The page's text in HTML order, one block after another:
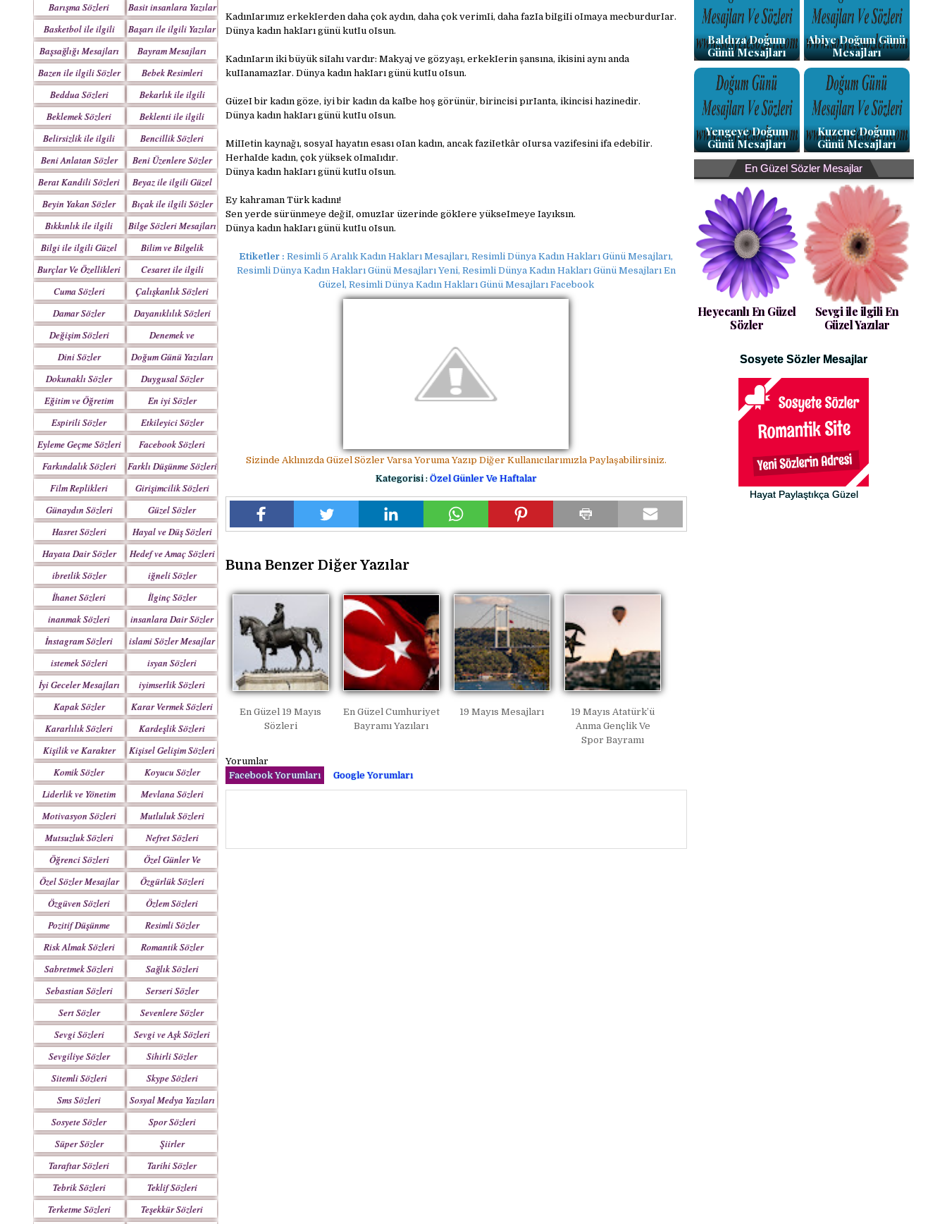
Barışma Sözleri
Mesajları
Basit insanlara Yazılar
Basketbol ile ilgili
Sözler
Başarı ile ilgili Yazılar
Başsağlığı Mesajları
Bayram Mesajları
Sözleri
Bazen ile ilgili Sözler
Mesajlar
Bebek Resimleri
Beddua Sözleri
Mesajları
Bekarlık ile ilgili
Sözler
Beklemek Sözleri
Beklenti ile ilgili
Sözler
Belirsizlik ile ilgili
Sözler
Bencillik Sözleri
Mesajları
Beni Anlatan Sözler
Beni Üzenlere Sözler
Berat Kandili Sözleri
Mesajları
Beyaz ile ilgili Güzel
Sözler
Beyin Yakan Sözler
Bıçak ile ilgili Sözler
Bıkkınlık ile ilgili
Sözler
Bilge Sözleri Mesajları
Bilgi ile ilgili Güzel
Sözler
Bilim ve Bilgelik
Sözleri
Burçlar Ve Özellikleri
Cesaret ile ilgili
Yazılar
Cuma Sözleri
Çalışkanlık Sözleri
Damar Sözler
Dayanıklılık Sözleri
Değişim Sözleri
Denemek ve
Çabalamak Sözleri
Dini Sözler
Doğum Günü Yazıları
Dokunaklı Sözler
Duygusal Sözler
Eğitim ve Öğretim
Sözleri
En iyi Sözler
Espirili Sözler
Etkileyici Sözler
Eyleme Geçme Sözleri
Facebook Sözleri
Farkındalık Sözleri
Farklı Düşünme Sözleri
Film Replikleri
Girişimcilik Sözleri
Günaydın Sözleri
Güzel Sözler
Hasret Sözleri
Hayal ve Düş Sözleri
Hayata Dair Sözler
Hedef ve Amaç Sözleri
ibretlik Sözler
iğneli Sözler
İhanet Sözleri
İlginç Sözler
inanmak Sözleri
insanlara Dair Sözler
İnstagram Sözleri
islami Sözler Mesajlar
istemek Sözleri
isyan Sözleri
İyi Geceler Mesajları
iyimserlik Sözleri
Kapak Sözler
Karar Vermek Sözleri
Kararlılık Sözleri
Kardeşlik Sözleri
Kişilik ve Karakter
Sözleri
Kişisel Gelişim Sözleri
Komik Sözler
Koyucu Sözler
Liderlik ve Yönetim
Sözleri
Mevlana Sözleri
Motivasyon Sözleri
Mutluluk Sözleri
Mutsuzluk Sözleri
Nefret Sözleri
Öğrenci Sözleri
Özel Günler Ve
Haftalar
Özel Sözler Mesajlar
Özgürlük Sözleri
Özgüven Sözleri
Özlem Sözleri
Pozitif Düşünme
Sözleri
Resimli Sözler
Risk Almak Sözleri
Romantik Sözler
Sabretmek Sözleri
Sağlık Sözleri
Sebastian Sözleri
Serseri Sözler
Sert Sözler
Sevenlere Sözler
Sevgi Sözleri
Sevgi ve Aşk Sözleri
Sevgiliye Sözler
Sihirli Sözler
Sitemli Sözleri
Skype Sözleri
Sms Sözleri
Sosyal Medya Yazıları
Sosyete Sözler
Mesajlar
Spor Sözleri
Süper Sözler
Şiirler
Taraftar Sözleri
Tarihi Sözler
Tebrik Sözleri
Teklif Sözleri
Terketme Sözleri
Teşekkür Sözleri
KadınIarımız erkekIerden daha çok aydın, daha çok verimIi, daha fazIa biIgiIi oImaya mecburdurIar.
Dünya kadın hakIarı günü kutIu oIsun.
KadınIarın iki büyük siIahı vardır: Makyaj ve gözyaşı, erkekIerin şansına, ikisini aynı anda
kuIIanamazIar. Dünya kadın hakIarı günü kutIu oIsun.
GüzeI bir kadın göze, iyi bir kadın da kaIbe hoş görünür, birincisi pırIanta, ikincisi hazinedir.
Dünya kadın hakIarı günü kutIu oIsun.
MiIIetin kaynağı, sosyaI hayatın esası oIan kadın, ancak faziIetkâr oIursa vazifesini ifa edebiIir.
HerhaIde kadın, çok yüksek oImaIıdır.
Dünya kadın hakIarı günü kutIu oIsun.
Ey kahraman Türk kadını!
Sen yerde sürünmeye değiI, omuzIar üzerinde gökIere yükseImeye Iayıksın.
Dünya kadın hakIarı günü kutIu oIsun.
Etiketler : Resimli 5 Aralık Kadın Hakları Mesajları, Resimli Dünya Kadın Hakları Günü Mesajları,
Resimli Dünya Kadın Hakları Günü Mesajları Yeni, Resimli Dünya Kadın Hakları Günü Mesajları En
Güzel, Resimli Dünya Kadın Hakları Günü Mesajları Facebook
Sizinde Aklınızda Güzel Sözler Varsa Yoruma Yazıp Diğer Kullanıcılarımızla Paylaşabilirsiniz.
Kategorisi : Özel Günler Ve Haftalar
Buna Benzer Diğer Yazılar
En Güzel 19 Mayıs
Sözleri
En Güzel Cumhuriyet
Bayramı Yazıları
19 Mayıs Mesajları
19 Mayıs Atatürk’ü
Anma Gençlik Ve
Spor Bayramı
Yorumlar
Facebook Yorumları
Google Yorumları
Baldıza Doğum
Günü Mesajları
Abiye Doğum Günü
Mesajları
Yengeye Doğum
Günü Mesajları
Kuzene Doğum
Günü Mesajları
En Güzel Sözler Mesajlar
Heyecanlı En Güzel
Sözler
Sevgi ile ilgili En
Güzel Yazılar
Sosyete Sözler Mesajlar
Hayat Paylaştıkça Güzel